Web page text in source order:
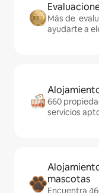
Más de
ayudarte a
660
servicios
mascotas
Encuentra